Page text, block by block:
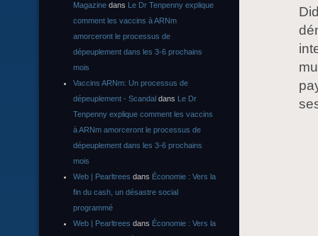
Magazine dans Le Dr Tenpenny explique
comment les vaccins à ARNm
amorceront le processus de
dépeuplement dans les 3-6 prochains
mois
Vaccins ARNm: Un processus de
dépeuplement - Scandal dans Le Dr
Tenpenny explique comment les vaccins
à ARNm amorceront le processus de
dépeuplement dans les 3-6 prochains
mois
Web | Pearltrees dans Économie : Vers la
fin du cash, un désastre social
programmé
Web | Pearltrees dans Économie : Vers la